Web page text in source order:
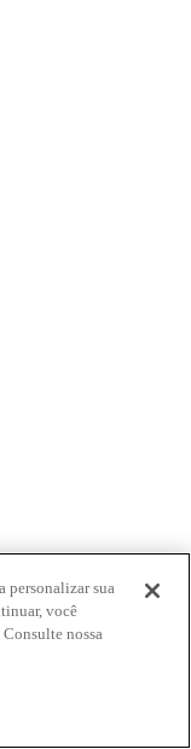
personalizar sua
você
Consulte nossa